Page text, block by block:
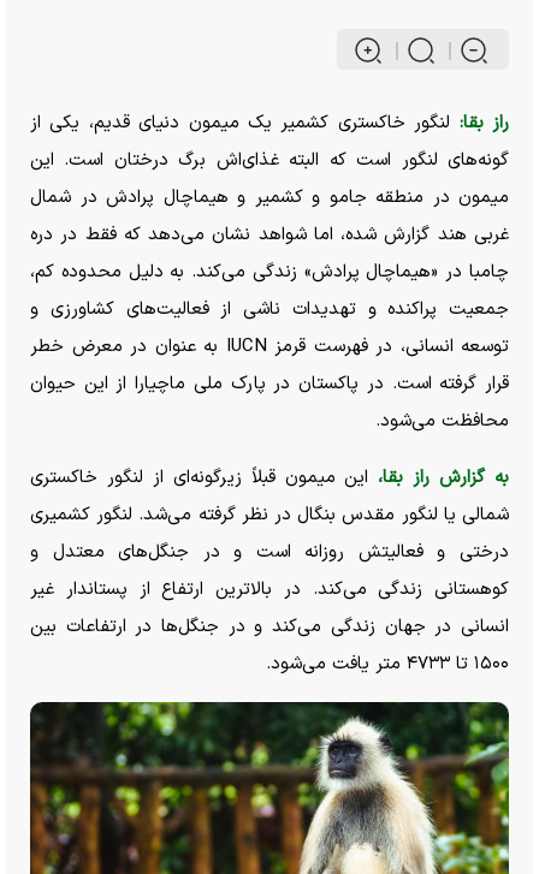
راز بقا: لنگور خاکستری کشمیر یک میمون دنیای قدیم، یکی از
گونه‌های لنگور است که البته غذای‌اش برگ درختان است. این
میمون در منطقه جامو و کشمیر و هیماچال پرادش در شمال
غربی هند گزارش شده، اما شواهد نشان می‌دهد که فقط در دره
چامبا در «هیماچال پرادش» زندگی می‌کند. به دلیل محدوده کم،
جمعیت پراکنده و تهدیدات ناشی از فعالیت‌های کشاورزی و
توسعه انسانی، در فهرست قرمز IUCN به عنوان در معرض خطر
قرار گرفته است. در پاکستان در پارک ملی ماچیارا از این حیوان
محافظت می‌شود.
به گزارش راز بقا، این میمون قبلاً زیرگونه‌ای از لنگور خاکستری
شمالی یا لنگور مقدس بنگال در نظر گرفته می‌شد. لنگور کشمیری
درختی و فعالیتش روزانه است و در جنگل‌های معتدل و
کوهستانی زندگی می‌کند. در بالاترین ارتفاع از پستاندار غیر
انسانی در جهان زندگی می‌کند و در جنگل‌ها در ارتفاعات بین
۱۵۰۰ تا ۴۷۳۳ متر یافت می‌شود.